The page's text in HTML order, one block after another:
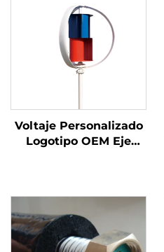
Voltaje Personalizado
Logotipo OEM Eje
Fuera de Red con
Logotipo